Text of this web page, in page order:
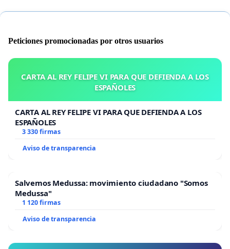
Peticiones promocionadas por otros usuarios
CARTA AL REY FELIPE VI PARA QUE DEFIENDA A LOS
ESPAÑOLES
CARTA AL REY FELIPE VI PARA QUE DEFIENDA A LOS
ESPAÑOLES
3 330 firmas
Aviso de transparencia
Salvemos Medussa: movimiento ciudadano "Somos
Medussa"
1 120 firmas
Aviso de transparencia